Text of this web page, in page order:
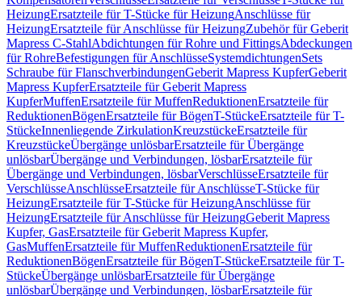
HeizungErsatzteile für T-Stücke für HeizungAnschlüsse für
HeizungErsatzteile für Anschlüsse für HeizungZubehör für Geberit
Mapress C-StahlAbdichtungen für Rohre und FittingsAbdeckungen
für RohreBefestigungen für AnschlüsseSystemdichtungenSets
Schraube für FlanschverbindungenGeberit Mapress KupferGeberit
Mapress KupferErsatzteile für Geberit Mapress
KupferMuffenErsatzteile für MuffenReduktionenErsatzteile für
ReduktionenBögenErsatzteile für BögenT-StückeErsatzteile für T-
StückeInnenliegende ZirkulationKreuzstückeErsatzteile für
KreuzstückeÜbergänge unlösbarErsatzteile für Übergänge
unlösbarÜbergänge und Verbindungen, lösbarErsatzteile für
Übergänge und Verbindungen, lösbarVerschlüsseErsatzteile für
VerschlüsseAnschlüsseErsatzteile für AnschlüsseT-Stücke für
HeizungErsatzteile für T-Stücke für HeizungAnschlüsse für
HeizungErsatzteile für Anschlüsse für HeizungGeberit Mapress
Kupfer, GasErsatzteile für Geberit Mapress Kupfer,
GasMuffenErsatzteile für MuffenReduktionenErsatzteile für
ReduktionenBögenErsatzteile für BögenT-StückeErsatzteile für T-
StückeÜbergänge unlösbarErsatzteile für Übergänge
unlösbarÜbergänge und Verbindungen, lösbarErsatzteile für